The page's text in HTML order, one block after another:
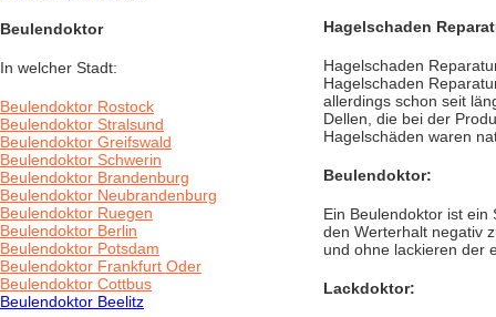
Beulendoktor
In welcher Stadt:
Beulendoktor Rostock
Beulendoktor Stralsund
Beulendoktor Greifswald
Beulendoktor Schwerin
Beulendoktor Brandenburg
Beulendoktor Neubrandenburg
Beulendoktor Ruegen
Beulendoktor Berlin
Beulendoktor Potsdam
Beulendoktor Frankfurt Oder
Beulendoktor Cottbus
Beulendoktor Beelitz
Hagelschaden
Hagelschaden
Hagelschaden
allerdings schon seit
Dellen, die bei der
Hagelschäden waren
Beulendoktor:
Ein Beulendoktor ist
den Werterhalt negativ
und ohne lackieren der
Lackdoktor: